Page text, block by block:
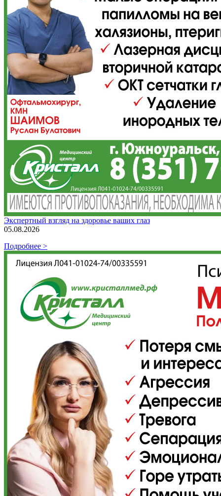
Экспертный взгляд на здоровье ваших глаз
05.08.2026
Подробнее >